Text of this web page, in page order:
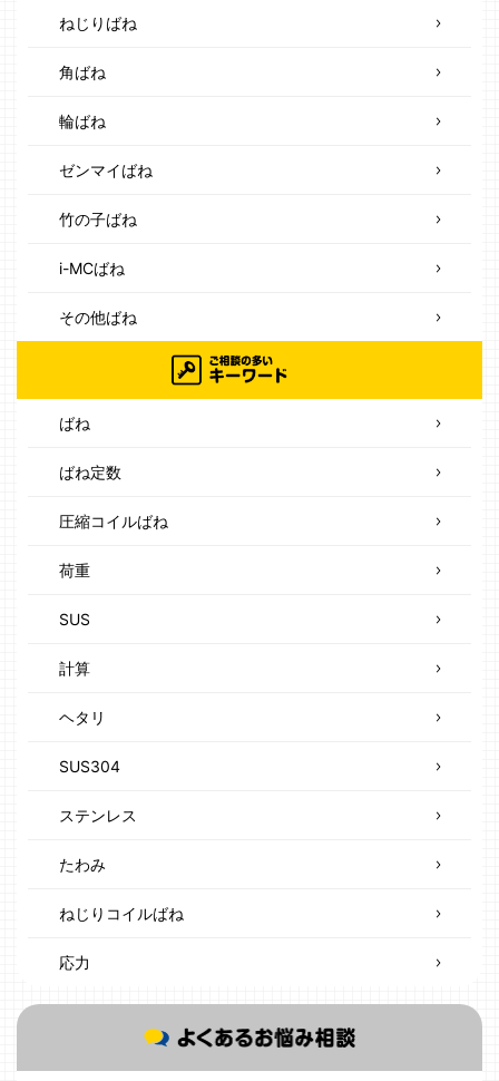
ねじりばね
角ばね
輪ばね
ゼンマイばね
竹の子ばね
i-MCばね
その他ばね
ばね
ばね定数
圧縮コイルばね
荷重
SUS
計算
ヘタリ
SUS304
ステンレス
たわみ
ねじりコイルばね
応力